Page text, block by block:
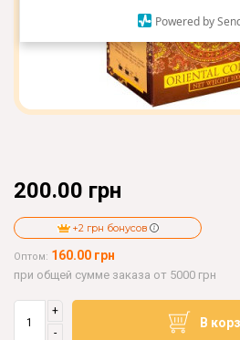
Powered by
200.00 грн
+2 грн бонусов
Оптом: 160.00 грн
при общей сумме заказа от 5000 грн
+
-
В